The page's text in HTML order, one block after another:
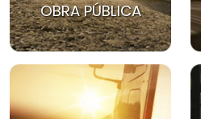
OBRA PÚBLICA